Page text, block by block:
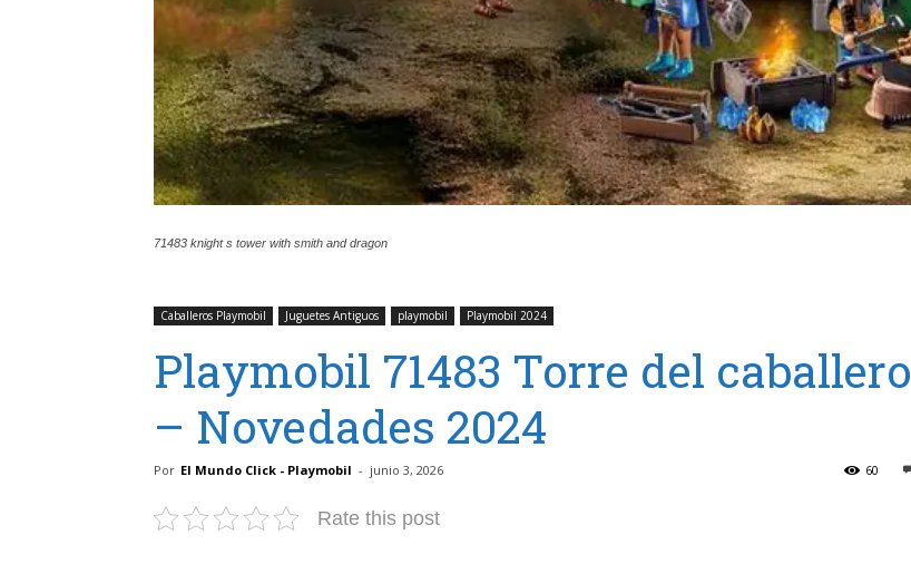
71483 knight s tower with smith and dragon
Caballeros Playmobil Juguetes Antiguos playmobil Playmobil 2024
Playmobil 71483 Torre del caballero
– Novedades 2024
Por El Mundo Click - Playmobil - junio 3, 2026 60
Rate this post